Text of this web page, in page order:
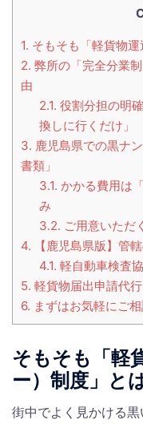
1. そもそも「軽貨物
2. 弊所の「完全分業
由
2.1. 役割分担の明
換しに行くだけ」
3. 鹿児島県での黒ナ
書類」
3.1. かかる費用は
み
3.2. ご用意いただ
4. 【鹿児島県版】管
4.1. 軽自動車検査
5. 軽貨物届出申請代
6. まずはお気軽にご
そもそも「軽
ー）制度」と
街中でよく見かける